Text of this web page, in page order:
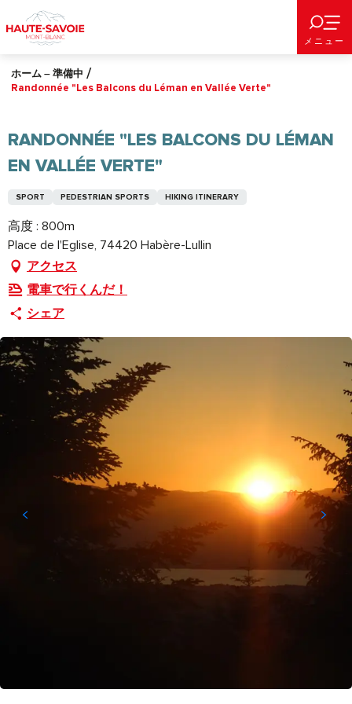
au
contenu
principal
メニュー
ホーム – 準備中
Randonnée "Les Balcons du Léman en Vallée Verte"
RANDONNÉE "LES BALCONS DU LÉMAN
EN VALLÉE VERTE"
SPORT PEDESTRIAN SPORTS HIKING ITINERARY
高度 : 800m
Place de l'Eglise, 74420 Habère-Lullin
アクセス
電車で行くんだ！
シェア